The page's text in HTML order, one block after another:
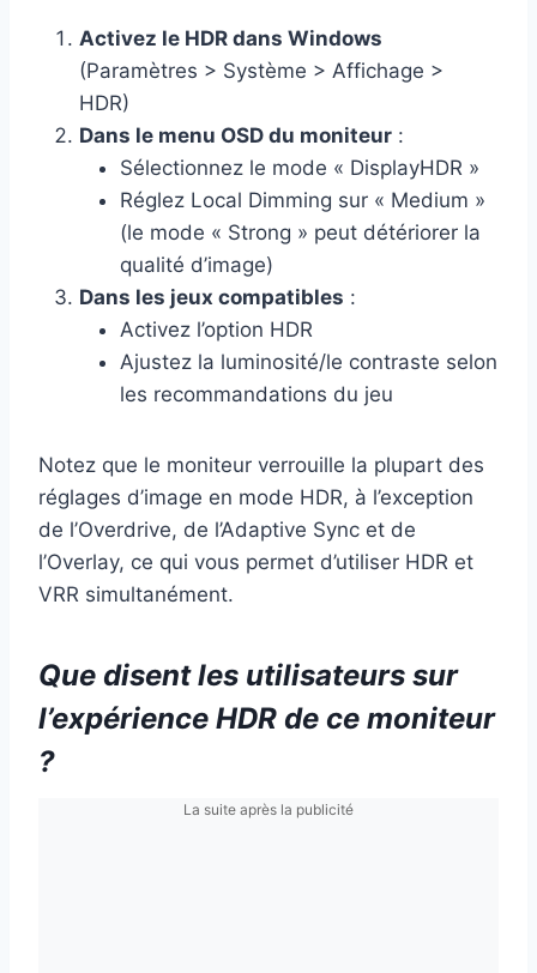
Activez le HDR dans Windows
(Paramètres > Système > Affichage >
HDR)
Dans le menu OSD du moniteur :
Sélectionnez le mode « DisplayHDR »
Réglez Local Dimming sur « Medium »
(le mode « Strong » peut détériorer la
qualité d’image)
Dans les jeux compatibles :
Activez l’option HDR
Ajustez la luminosité/le contraste selon
les recommandations du jeu
Notez que le moniteur verrouille la plupart des
réglages d’image en mode HDR, à l’exception
de l’Overdrive, de l’Adaptive Sync et de
l’Overlay, ce qui vous permet d’utiliser HDR et
VRR simultanément.
Que disent les utilisateurs sur
l’expérience HDR de ce moniteur
?
La suite après la publicité